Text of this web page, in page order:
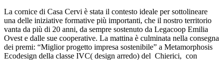
La cornice di Casa Cervi è stata il contesto ideale per sottolineare
una delle iniziative formative più importanti, che il nostro territorio
vanta da più di 20 anni, da sempre sostenuto da Legacoop Emilia
Ovest e dalle sue cooperative. La mattina è culminata nella consegna
dei premi: “Miglior progetto impresa sostenibile” a Metamorphosis
Ecodesign della classe IVC( design arredo) del Chierici, con